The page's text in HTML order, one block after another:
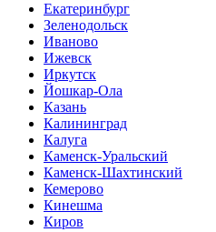
Екатеринбург
Зеленодольск
Иваново
Ижевск
Иркутск
Йошкар-Ола
Казань
Калининград
Калуга
Каменск-Уральский
Каменск-Шахтинский
Кемерово
Кинешма
Киров